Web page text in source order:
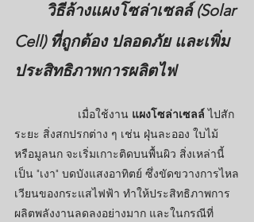
วิธีล้างแผงโซล่าเซลล์ (Solar
Cell) ที่ถูกต้อง ปลอดภัย และเพิ่ม
ประสิทธิภาพการผลิตไฟ
เมื่อใช้งาน แผงโซล่าเซลล์ ไปสัก
ระยะ สิ่งสกปรกต่าง ๆ เช่น ฝุ่นละออง ใบไม้
หรือมูลนก จะเริ่มเกาะติดบนพื้นผิว สิ่งเหล่านี้
เป็น "เงา" บดบังแสงอาทิตย์ ซึ่งขัดขวางการไหล
เวียนของกระแสไฟฟ้า ทำให้ประสิทธิภาพการ
ผลิตพลังงานลดลงอย่างมาก และในกรณีที่